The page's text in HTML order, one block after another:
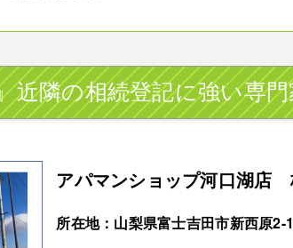
近隣の相続登記に強い専
アパマンショップ河口湖店
所在地：山梨県富士吉田市新西原2-